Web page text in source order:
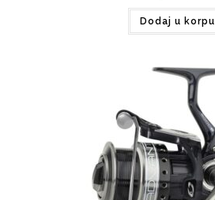
Dodaj u korpu